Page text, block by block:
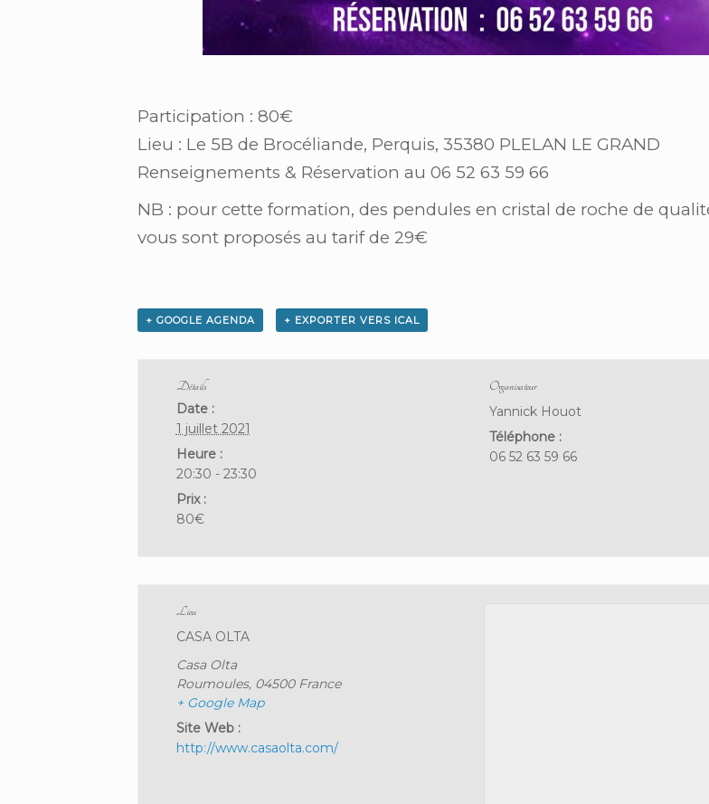
Participation : 80€
Lieu : Le 5B de Brocéliande, Perquis, 35380 PLELAN LE GRAND
Renseignements & Réservation au 06 52 63 59 66
NB : pour cette formation, des pendules en cristal de roche de
vous sont proposés au tarif de 29€
+ GOOGLE AGENDA + EXPORTER VERS ICAL
Détails
Date :
1 juillet 2021
Heure :
20:30 - 23:30
Prix :
80€
Organisateur
Yannick Houot
Téléphone :
06 52 63 59 66
Lieu
CASA OLTA
Casa Olta
Roumoules, 04500 France
+ Google Map
Site Web :
http://www.casaolta.com/